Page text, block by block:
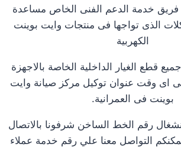
فريق خدمة الدعم الفنى الخاص مساعدة
الذى تواجها فى منتجات وايت بوينت
الكهربية
قطع الغيار الداخلية الخاصة بالاجهزة
اى وقت عنوان توكيل مركز صيانة وايت
بوينت فى العمرانية.
رقم الخط الساخن شرفونا بالاتصال
التواصل معنا علي رقم خدمة عملاء